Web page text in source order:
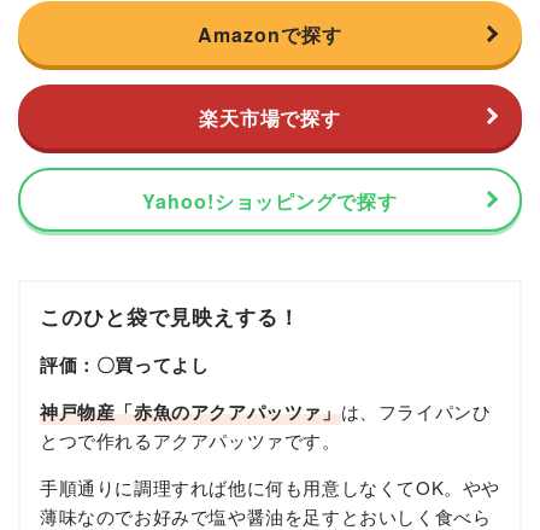
Amazonで探す
楽天市場で探す
Yahoo!ショッピングで探す
このひと袋で見映えする！
評価：〇買ってよし
神戸物産「赤魚のアクアパッツァ」は、フライパンひ
とつで作れるアクアパッツァです。
手順通りに調理すれば他に何も用意しなくてOK。やや
薄味なのでお好みで塩や醤油を足すとおいしく食べら